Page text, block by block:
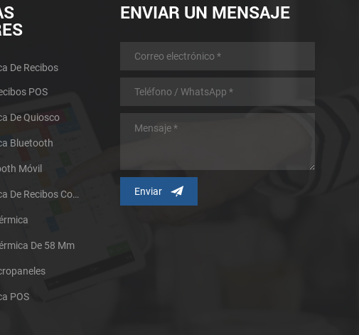
De Recibos
POS
De Quiosco
Bluetooth
Móvil
Impresora Térmica De Recibos Con Micropanel.
De 58 Mm
POS
ENVIAR UN MENSAJE